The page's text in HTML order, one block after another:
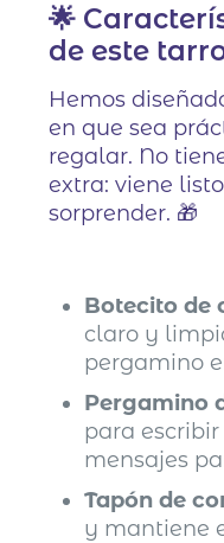
🌟
de este
Hemos
en que sea
regalar. No
extra: viene
sorprender. 🎁
Botecito de
claro y
pergamino
Pergamino
para escribir
mensajes
Tapón de
y mantiene